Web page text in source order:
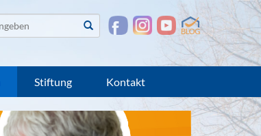
Suchen
Stiftung Kontakt